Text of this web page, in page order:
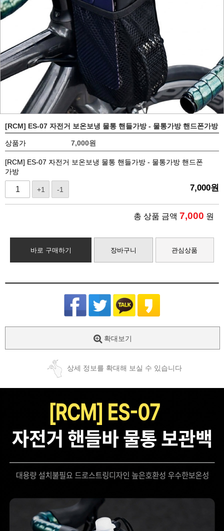
[RCM] ES-07 자전거 보온보냉 물통 핸들가방 - 물통가방 핸드폰가방
상품가 7,000원
[RCM] ES-07 자전거 보온보냉 물통 핸들가방 - 물통가방 핸드폰
가방
+1 -1 7,000원
총 상품 금액 7,000 원
바로 구매하기 장바구니 관심상품
확대보기
상세 정보를 확대해 보실 수 있습니다